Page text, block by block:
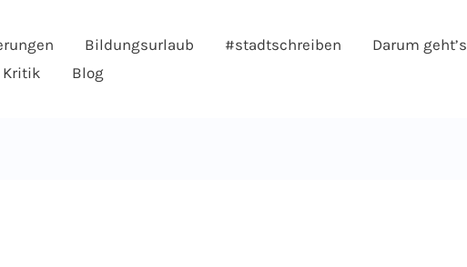
Bildungsurlaub #stadtschreiben Darum geht’s
Kritik
Blog